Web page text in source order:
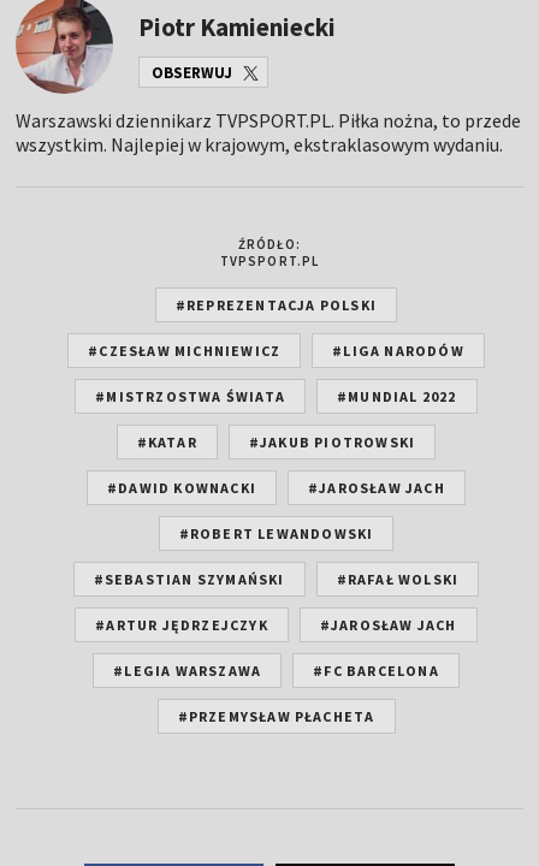
Piotr Kamieniecki
OBSERWUJ
Warszawski dziennikarz TVPSPORT.PL. Piłka nożna, to przede
wszystkim. Najlepiej w krajowym, ekstraklasowym wydaniu.
ŹRÓDŁO:
TVPSPORT.PL
#REPREZENTACJA POLSKI
#CZESŁAW MICHNIEWICZ #LIGA NARODÓW
#MISTRZOSTWA ŚWIATA #MUNDIAL 2022
#KATAR #JAKUB PIOTROWSKI
#DAWID KOWNACKI #JAROSŁAW JACH
#ROBERT LEWANDOWSKI
#SEBASTIAN SZYMAŃSKI #RAFAŁ WOLSKI
#ARTUR JĘDRZEJCZYK #JAROSŁAW JACH
#LEGIA WARSZAWA #FC BARCELONA
#PRZEMYSŁAW PŁACHETA